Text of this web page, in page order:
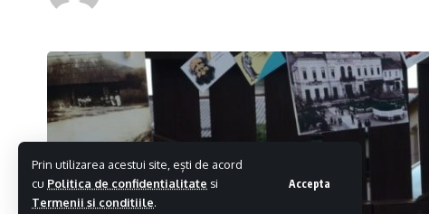
Prin utilizarea acestui site, ești de acord
cu Politica de confidentialitate si
Termenii si conditiile.
Accepta